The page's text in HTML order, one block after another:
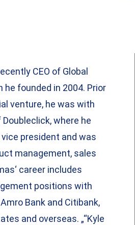
CEO of Global
he founded in 2004. Prior
venture, he was with
where he
president and was
management, sales
career includes
positions with
Bank and Citibank,
and overseas. „“Kyle